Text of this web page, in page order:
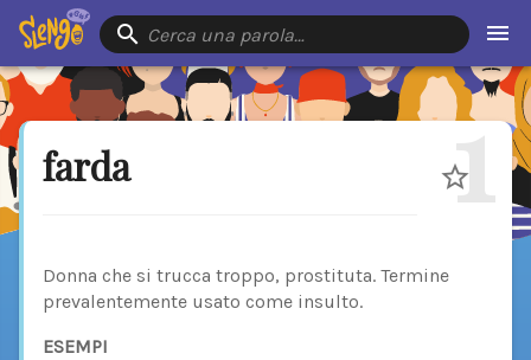
Cerca una parola…
farda 1
Donna che si trucca troppo, prostituta. Termine
prevalentemente usato come insulto.
ESEMPI